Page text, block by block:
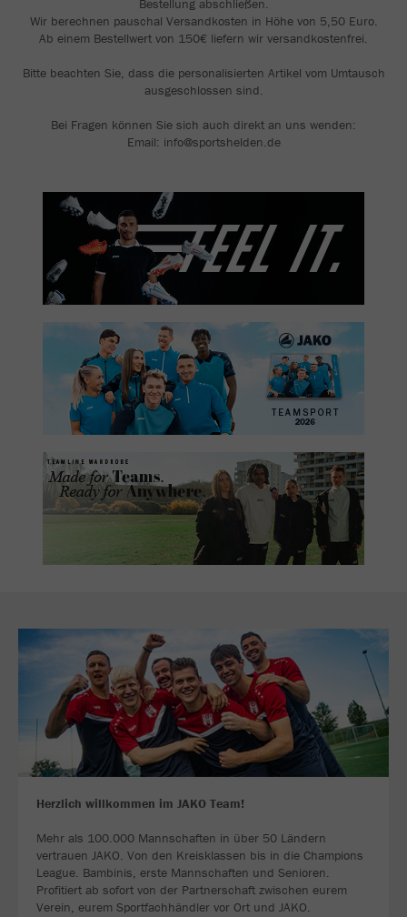
Bestellung abschließen.
Wir berechnen pauschal Versandkosten in Höhe von 5,50 Euro.
Ab einem Bestellwert von 150€ liefern wir versandkostenfrei.
Bitte beachten Sie, dass die personalisierten Artikel vom Umtausch
ausgeschlossen sind.
Bei Fragen können Sie sich auch direkt an uns wenden:
Email: info@sportshelden.de
Herzlich willkommen im JAKO Team!
Mehr als 100.000 Mannschaften in über 50 Ländern
vertrauen JAKO. Von den Kreisklassen bis in die Champions
League. Bambinis, erste Mannschaften und Senioren.
Profitiert ab sofort von der Partnerschaft zwischen eurem
Verein, eurem Sportfachhändler vor Ort und JAKO.